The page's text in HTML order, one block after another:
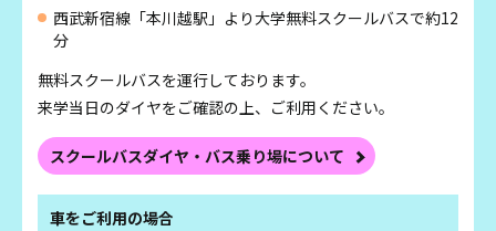
西武新宿線「本川越駅」より大学無料スクールバスで約12
分
無料スクールバスを運行しております。
来学当日のダイヤをご確認の上、ご利用ください。
スクールバスダイヤ・ バス乗り場について
車をご利用の場合